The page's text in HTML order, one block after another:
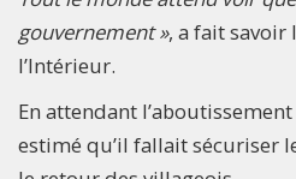
gouvernement », a fait savoir
l’Intérieur.
En attendant
estimé qu’il fallait sécuriser